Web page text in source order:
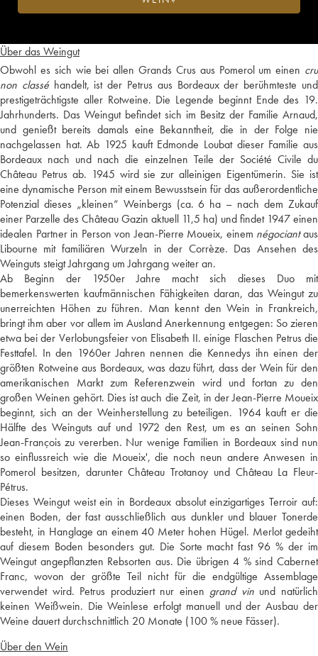
Über das Weingut
Obwohl es sich wie bei allen Grands Crus aus Pomerol um einen cru
non classéhandelt, ist der Petrus aus Bordeaux der berühmteste und
prestigeträchtigste aller Rotweine. Die Legende beginnt Ende des 19.
Jahrhunderts. Das Weingut befindet sich im Besitz der Familie Arnaud,
und genießt bereits damals eine Bekanntheit, die in der Folge nie
nachgelassen hat. Ab 1925 kauft Edmonde Loubat dieser Familie aus
Bordeaux nach und nach die einzelnen Teile der Société Civile du
Château Petrus ab. 1945 wird sie zur alleinigen Eigentümerin. Sie ist
eine dynamische Person mit einem Bewusstsein für das außerordentliche
Potenzial dieses „kleinen“ Weinbergs (ca. 6 ha – nach dem Zukauf
einer Parzelle des Château Gazin aktuell 11,5 ha) und findet 1947 einen
idealen Partner in Person von Jean-Pierre Moueix, einem négociantaus
Libourne mit familiären Wurzeln in der Corrèze. Das Ansehen des
Weinguts steigt Jahrgang um Jahrgang weiter an.
Ab Beginn der 1950er Jahre macht sich dieses Duo mit
bemerkenswerten kaufmännischen Fähigkeiten daran, das Weingut zu
unerreichten Höhen zu führen. Man kennt den Wein in Frankreich,
bringt ihm aber vor allem im Ausland Anerkennung entgegen: So zieren
etwa bei der Verlobungsfeier von Elisabeth II. einige Flaschen Petrus die
Festtafel. In den 1960er Jahren nennen die Kennedys ihn einen der
größten Rotweine aus Bordeaux, was dazu führt, dass der Wein für den
amerikanischen Markt zum Referenzwein wird und fortan zu den
großen Weinen gehört. Dies ist auch die Zeit, in der Jean-Pierre Moueix
beginnt, sich an der Weinherstellung zu beteiligen. 1964 kauft er die
Hälfte des Weinguts auf und 1972 den Rest, um es an seinen Sohn
Jean-François zu vererben. Nur wenige Familien in Bordeaux sind nun
so einflussreich wie die Moueix', die noch neun andere Anwesen in
Pomerol besitzen, darunter Château Trotanoy und Château La Fleur-
Pétrus.
Dieses Weingut weist ein in Bordeaux absolut einzigartiges Terroir auf:
einen Boden, der fast ausschließlich aus dunkler und blauer Tonerde
besteht, in Hanglage an einem 40 Meter hohen Hügel. Merlot gedeiht
auf diesem Boden besonders gut. Die Sorte macht fast 96 % der im
Weingut angepflanzten Rebsorten aus. Die übrigen 4 % sind Cabernet
Franc, wovon der größte Teil nicht für die endgültige Assemblage
verwendet wird. Petrus produziert nur einen grand vinund natürlich
keinen Weißwein. Die Weinlese erfolgt manuell und der Ausbau der
Weine dauert durchschnittlich 20 Monate (100 % neue Fässer).
Über den Wein